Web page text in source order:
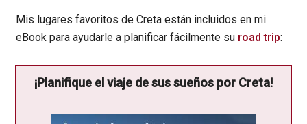
Mis lugares favoritos de Creta están incluidos en mi
eBook para ayudarle a planificar fácilmente su road trip:
¡Planifique el viaje de sus sueños por Creta!